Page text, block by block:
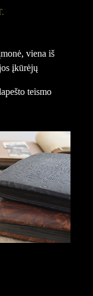
viena iš
įkūrėjų
teismo